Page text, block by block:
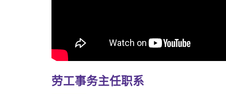
劳工事务主任职系